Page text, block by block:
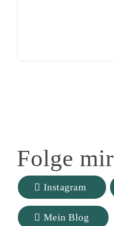
Folge mir
Instagram
Mein Blog